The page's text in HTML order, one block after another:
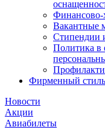
Финансово-
Вакантные
Стипендии
Политика в
Фирменный стиль
Новости
Акции
Авиабилеты